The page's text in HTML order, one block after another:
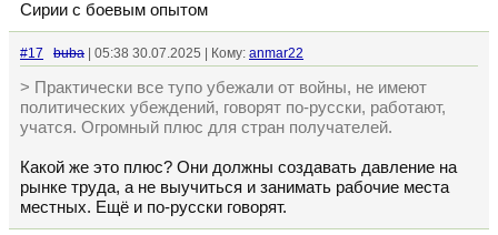
Сирии с боевым опытом
#17 buba | 05:38 30.07.2025 | Кому: anmar22
> Практически все тупо убежали от войны, не имеют
политических убеждений, говорят по-русски, работают,
учатся. Огромный плюс для стран получателей.
Какой же это плюс? Они должны создавать давление на
рынке труда, а не выучиться и занимать рабочие места
местных. Ещё и по-русски говорят.